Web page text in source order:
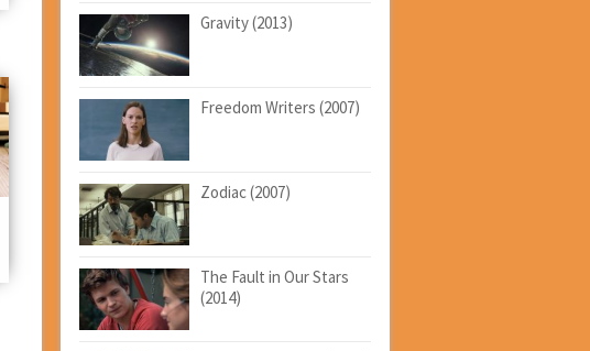
Gravity (2013)
Freedom Writers (2007)
Zodiac (2007)
The Fault in Our Stars
(2014)